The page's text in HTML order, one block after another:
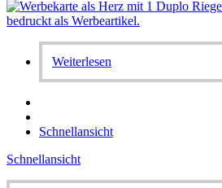
Weiterlesen
Schnellansicht
Schnellansicht